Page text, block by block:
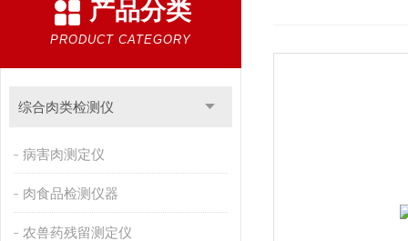
产品分类
PRODUCT CATEGORY
综合肉类检测仪
病害肉测定仪
肉食品检测仪器
农兽药残留测定仪